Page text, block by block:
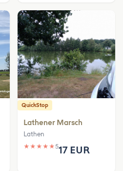
QuickStop
Lathener Marsch
Lathen
★ ★ ★ ★ ★517 EUR